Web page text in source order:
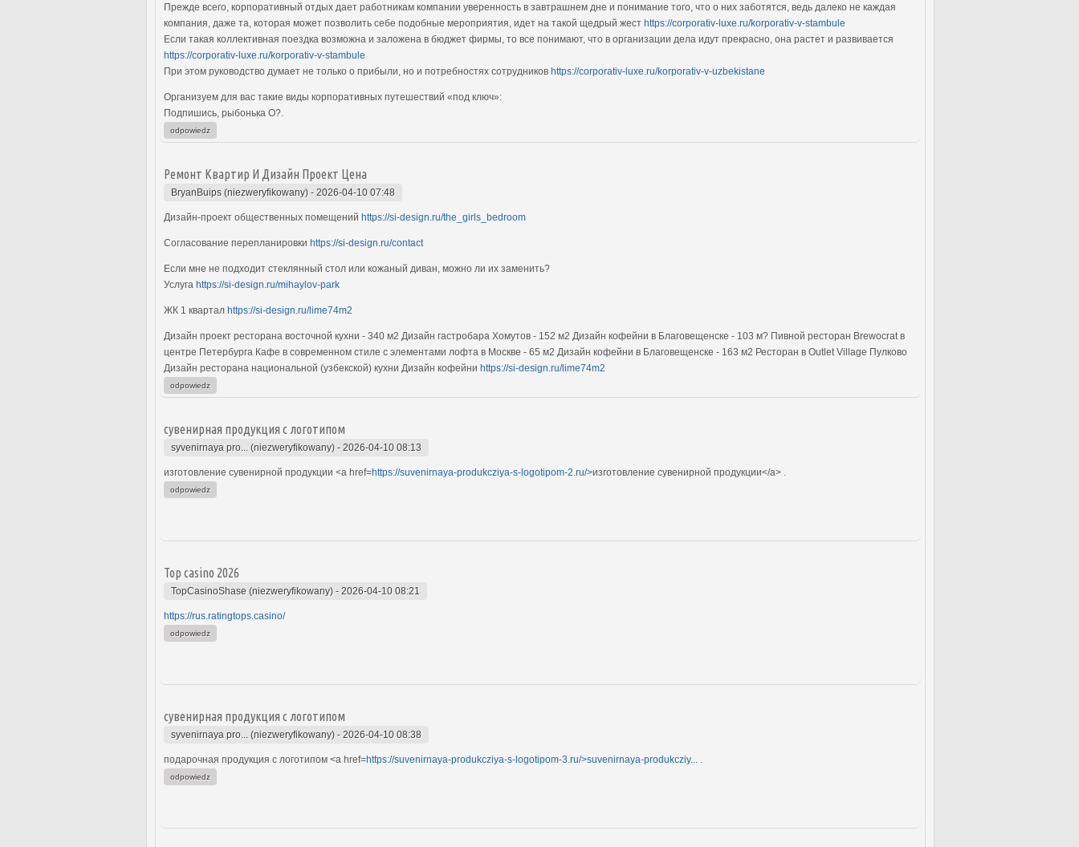
Прежде всего, корпоративный отдых дает работникам компании уверенность в завтрашнем дне и понимание того, что о них заботятся, ведь далеко не каждая
компания, даже та, которая может позволить себе подобные мероприятия, идет на такой щедрый жест https://corporativ-luxe.ru/korporativ-v-stambule
Если такая коллективная поездка возможна и заложена в бюджет фирмы, то все понимают, что в организации дела идут прекрасно, она растет и развивается
https://corporativ-luxe.ru/korporativ-v-stambule
При этом руководство думает не только о прибыли, но и потребностях сотрудников https://corporativ-luxe.ru/korporativ-v-uzbekistane
Организуем для вас такие виды корпоративных путешествий «под ключ»:
Подпишись, рыбонька O?.
odpowiedz
Ремонт Квартир И Дизайн Проект Цена
BryanBuips (niezweryfikowany) - 2026-04-10 07:48
Дизайн-проект общественных помещений https://si-design.ru/the_girls_bedroom
Согласование перепланировки https://si-design.ru/contact
Если мне не подходит стеклянный стол или кожаный диван, можно ли их заменить?
Услуга https://si-design.ru/mihaylov-park
ЖК 1 квартал https://si-design.ru/lime74m2
Дизайн проект ресторана восточной кухни - 340 м2 Дизайн гастробара Хомутов - 152 м2 Дизайн кофейни в Благовещенске - 103 м? Пивной ресторан Brewocrat в
центре Петербурга Кафе в современном стиле с элементами лофта в Москве - 65 м2 Дизайн кофейни в Благовещенске - 163 м2 Ресторан в Outlet Village Пулково
Дизайн ресторана национальной (узбекской) кухни Дизайн кофейни https://si-design.ru/lime74m2
odpowiedz
сувенирная продукция с логотипом
syvenirnaya pro... (niezweryfikowany) - 2026-04-10 08:13
изготовление сувенирной продукции <a href=https://suvenirnaya-produkcziya-s-logotipom-2.ru/>изготовление сувенирной продукции</a> .
odpowiedz
Top casino 2026
TopCasinoShase (niezweryfikowany) - 2026-04-10 08:21
https://rus.ratingtops.casino/
odpowiedz
сувенирная продукция с логотипом
syvenirnaya pro... (niezweryfikowany) - 2026-04-10 08:38
подарочная продукция с логотипом <a href=https://suvenirnaya-produkcziya-s-logotipom-3.ru/>suvenirnaya-produkcziy...
odpowiedz